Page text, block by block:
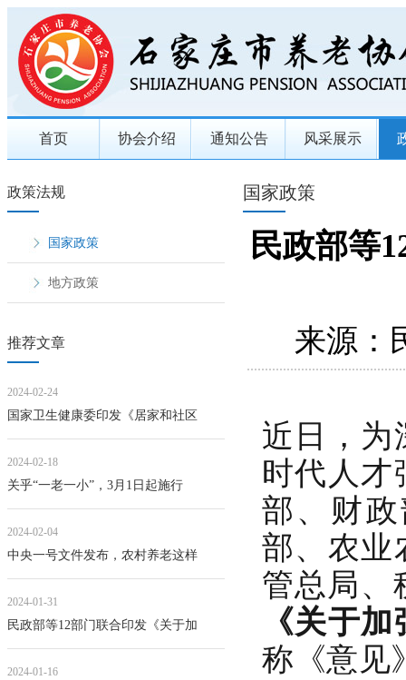
首页 协会介绍 通知公告 风采展示
政策法规
国家政策
地方政策
推荐文章
2024-02-24
国家卫生健康委印发《居家和社区
2024-02-18
关乎“一老一小”，3月1日起施行
2024-02-04
中央一号文件发布，农村养老这样
2024-01-31
民政部等12部门联合印发《关于加
2024-01-16
国家政策
民政部等
来源：
近日，为
时代人
部、财
部、农业
管总局、
《关于
称《意见